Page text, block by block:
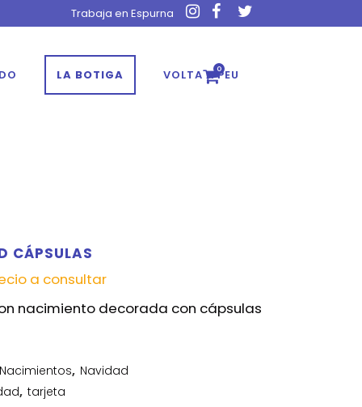
Trabaja en Espurna
0
LA BOTIGA VOLTA A PEU
CÁPSULAS
a consultar
nacimiento decorada con cápsulas
Nacimientos, Navidad
, tarjeta